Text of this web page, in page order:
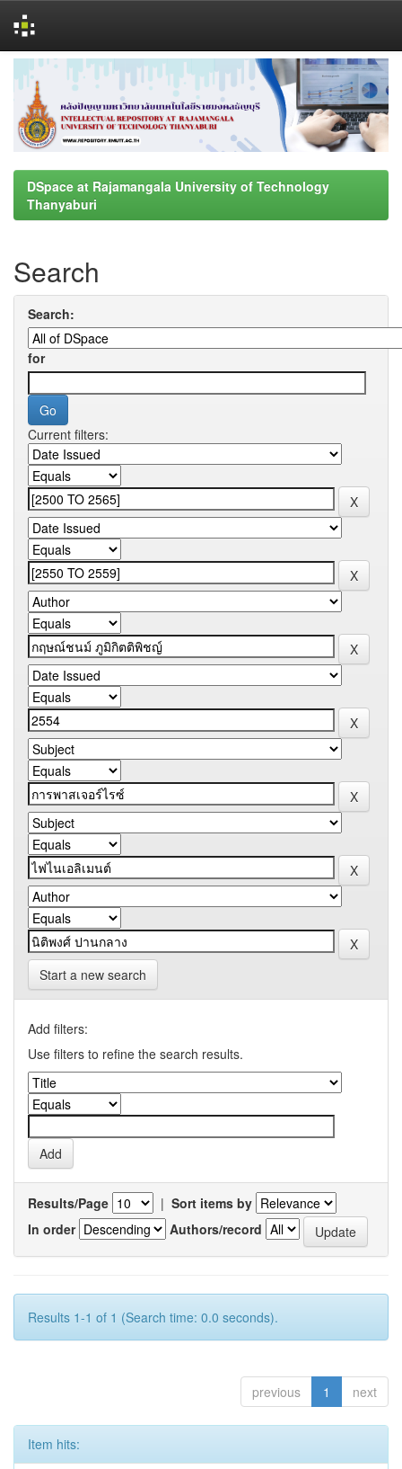
navigation
DSpace at Rajamangala University of Technology
Thanyaburi
Search
Search:
for
Current filters:
Start a new search
Add filters:
Use filters to refine the search results.
Results/Page | Sort items by
In order
Authors/record
Results 1-1 of 1 (Search time: 0.0 seconds).
previous 1 next
Item hits: